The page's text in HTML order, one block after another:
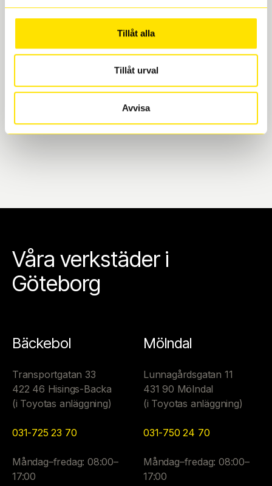
Tillåt alla
Tillåt urval
Avvisa
Boka och hämta hos Däckspecialen
När du beställer dina nya däck eller fälgar hos oss
levereras de direkt till någon av våra däckverkstäder i
Göteborg. Välj mellan Hisingen (Bäckebol) eller
Mölndal. I beställningen anger du datum och tid för
vi till att de uppfyller alla krav för en säker körning.
Våra verkstäder i
Göteborg
Bäckebol
Transportgatan 33
422 46 Hisings-Backa
(i Toyotas anläggning)
031-725 23 70
Måndag–fredag: 08:00–
17:00
Mölndal
Lunnagårdsgatan 11
431 90 Mölndal
(i Toyotas anläggning)
031-750 24 70
Måndag–fredag: 08:00–
17:00